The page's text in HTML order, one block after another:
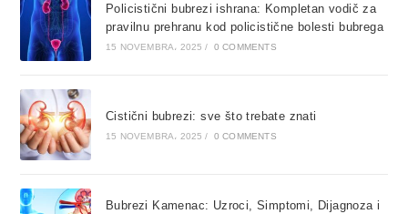
Policistični bubrezi ishrana: Kompletan vodič za
pravilnu prehranu kod policistične bolesti bubrega
15 NOVEMBRA، 2025 / 0 COMMENTS
Cistični bubrezi: sve što trebate znati
15 NOVEMBRA، 2025 / 0 COMMENTS
Bubrezi Kamenac: Uzroci, Simptomi, Dijagnoza i